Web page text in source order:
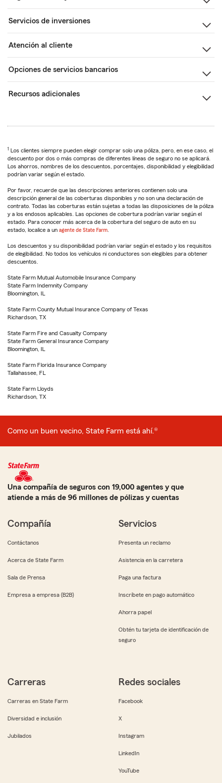
Servicios de inversiones
Atención al cliente
Opciones de servicios bancarios
Recursos adicionales
1 Los clientes siempre pueden elegir comprar solo una póliza, pero, en ese caso, el
descuento por dos o más compras de diferentes líneas de seguro no se aplicará.
Los ahorros, nombres de los descuentos, porcentajes, disponibilidad y elegibilidad
podrían variar según el estado.
Por favor, recuerde que las descripciones anteriores contienen solo una
descripción general de las coberturas disponibles y no son una declaración de
contrato. Todas las coberturas están sujetas a todas las disposiciones de la póliza
y a los endosos aplicables. Las opciones de cobertura podrían variar según el
estado. Para conocer más acerca de la cobertura del seguro de auto en su
estado, localice a un agente de State Farm
Los descuentos y su disponibilidad podrían variar según el estado y los requisitos
de elegibilidad. No todos los vehículos ni conductores son elegibles para obtener
descuentos.
State Farm Mutual Automobile Insurance Company
State Farm Indemnity Company
Bloomington, IL
State Farm County Mutual Insurance Company of Texas
Richardson, TX
State Farm Fire and Casualty Company
State Farm General Insurance Company
Bloomington, IL
State Farm Florida Insurance Company
Tallahassee, FL
State Farm Lloyds
Richardson, TX
Como un buen vecino, State Farm está ahí.®
Una compañía de seguros con 19,000 agentes y que
atiende a más de 96 millones de pólizas y cuentas
Compañía
Contáctanos
Acerca de State Farm
Sala de Prensa
Empresa a empresa (B2B)
Servicios
Presenta un reclamo
Asistencia en la carretera
Paga una factura
Inscríbete en pago automático
Ahorra papel
Obtén tu tarjeta de identificación de
seguro
Carreras
Carreras en State Farm
Diversidad e inclusión
Jubilados
Redes sociales
Facebook
X
Instagram
LinkedIn
YouTube